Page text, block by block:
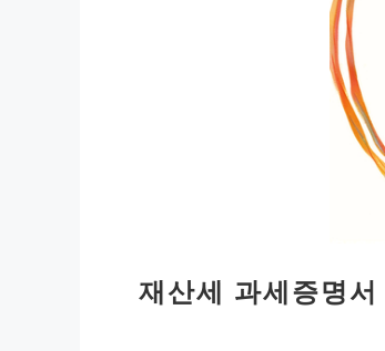
재산세 과세증명